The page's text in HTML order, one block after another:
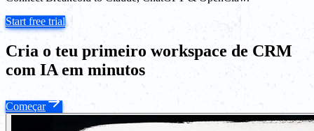
Start free trial
Cria o teu primeiro workspace de CRM
com IA em minutos
Começar